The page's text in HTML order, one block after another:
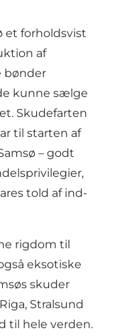
et forholdsvist
af
bønder
kunne sælge
Skudefarten
til starten af
– godt
told af ind-
rigdom til
eksotiske
skuder
Stralsund
til hele verden.